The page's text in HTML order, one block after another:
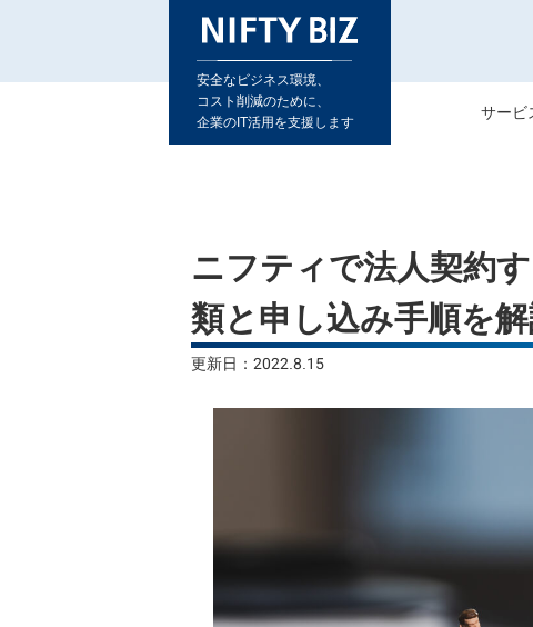
安全なビジネス環境、
コスト削減のために、
企業のIT活用を支援します
サービ
ニフティで法人契約
類と申し込み手順を
更新日：2022.8.15